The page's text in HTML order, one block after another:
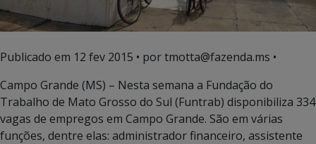
Publicado em 12 fev 2015 • por tmotta@fazenda.ms •
Campo Grande (MS) – Nesta semana a Fundação do
Trabalho de Mato Grosso do Sul (Funtrab) disponibiliza 334
vagas de empregos em Campo Grande. São em várias
funções, dentre elas: administrador financeiro, assistente